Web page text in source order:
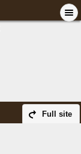
Full site